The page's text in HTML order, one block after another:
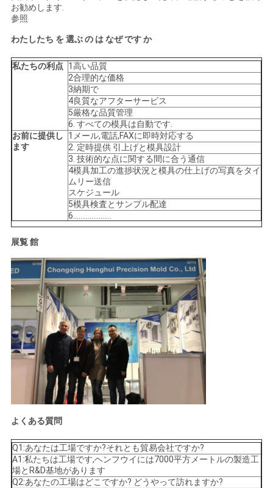
プ
ラ
シ
ー
シ
ー
お勧めします.
参照
わたしたち を 選ぶ の は なぜ です か
私たちの利点 1高い品質
2合理的な価格
3納期で
4良質なアフターサービス
5厳格な品質管理
6. すべての模具は自動です.
お前に提供し
ます
1メール,電話,FAXに即時対応する
2. 定時提供 引上げと模具設計
3. 技術的な点に関する間に合う通信
4模具加工の進捗状況と模具の仕上げの写真をタイ
ムリー送信
スケジュール
5模具検査とサンプル配達
6.....................
展覧 館
よくある質問
Q1:あなたは工場ですか?それとも貿易会社ですか?
A1:私たちは工場です,ヘンフウイには7000平方メートルの製造工
場とR&D基地があります
Q2:あなたの工場はどこですか? どうやって訪れますか?